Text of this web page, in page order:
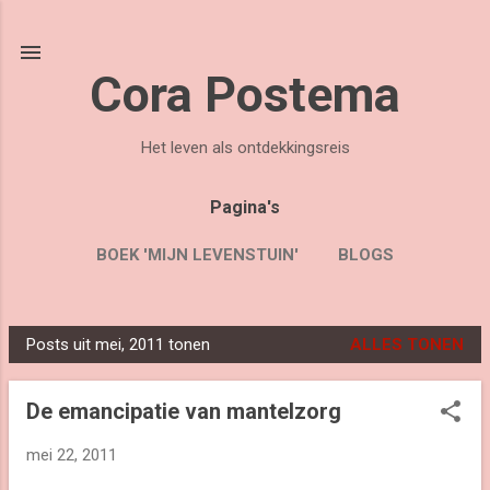
Cora Postema
Het leven als ontdekkingsreis
Pagina's
BOEK 'MIJN LEVENSTUIN' BLOGS
P
o
Posts uit mei, 2011 tonen ALLES TONEN
De emancipatie van mantelzorg
mei 22, 2011